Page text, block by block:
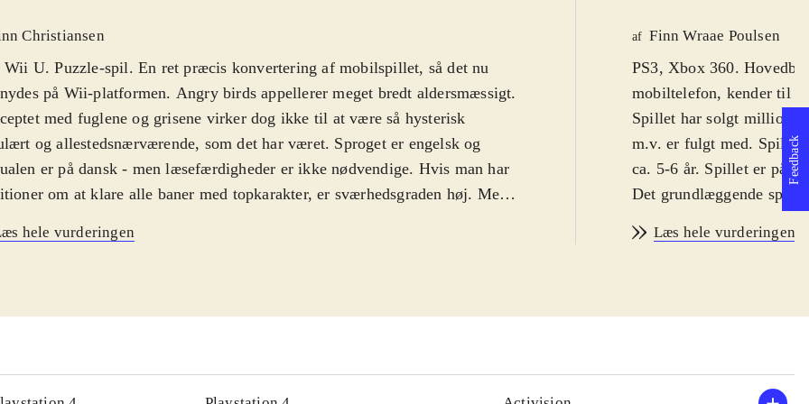
Christiansen
U. Puzzle-spil. En ret præcis konvertering af mobilspillet, så det nu
på Wii-platformen. Angry birds appellerer meget bredt aldersmæssigt.
med fuglene og grisene virker dog ikke til at være så hysterisk
og allestedsnærværende, som det har været. Sproget er engelsk og
er på dansk - men læsefærdigheder er ikke nødvendige. Hvis man har
om at klare alle baner med topkarakter, er sværhedsgraden høj. Men
PEGI: 3.
i Star wars-udgaven er i mine øjne det bedste Angry birds-spil
humoren og letheden fra det originale spil er bevaret og er her krydret
baner, som følger handlingen fra den første Star wars-trilogi. Fuglene har
hele vurderingen
af Finn Wraae Poulsen
PS3, Xbox 360.
mobiltelefon, kender til
Spillet har solgt millioner
m.v. er fulgt med. Spillet
ca. 5-6 år. Spillet er på
Det grundlæggende
vinklen. Man bruger
selvfølgelig hhv. Rebel
ting gennem luften,
tilintetgøre blokke og
Læs hele vurderingen
Feedback